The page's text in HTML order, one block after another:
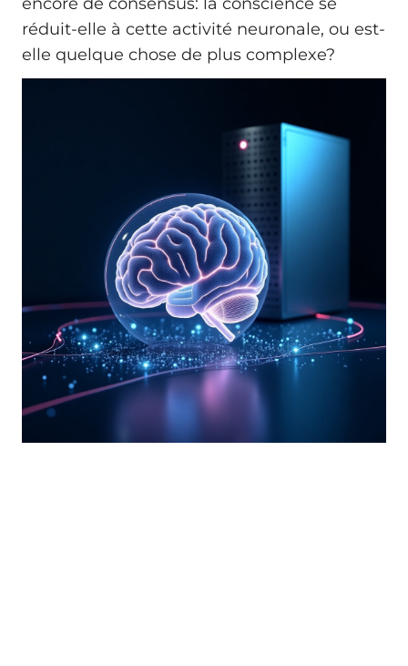
réduit-elle à cette activité neuronale, ou est-
elle quelque chose de plus complexe?